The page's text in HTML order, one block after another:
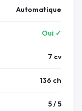
Automatique
Oui ✓
7 cv
136 ch
5 / 5